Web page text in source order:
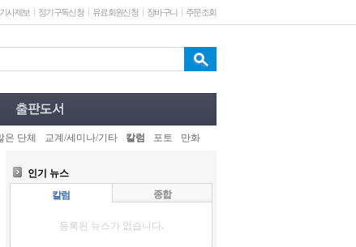
기사제보 정기구독신청 유료회원신청 장바구니 주문조회
은 단체 교계/세미나/기타 칼럼 포토 만화
인기 뉴스
칼럼
종합
등록된 뉴스가 없습니다.